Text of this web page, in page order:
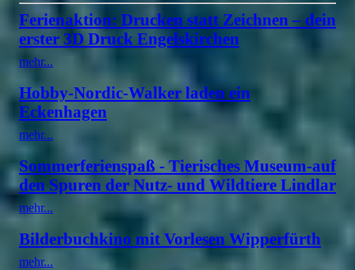
Ferienaktion: Drucken statt Zeichnen – dein
erster 3D Druck Engelskirchen
mehr...
Hobby-Nordic-Walker laden ein
Eckenhagen
mehr...
Sommerferienspaß - Tierisches Museum-auf
den Spuren der Nutz- und Wildtiere Lindlar
mehr...
Bilderbuchkino mit Vorlesen Wipperfürth
mehr...